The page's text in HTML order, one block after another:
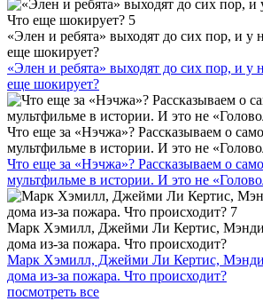
«Элен и ребята» выходят до сих пор, и у
еще шокирует?
«Элен и ребята» выходят до сих пор, и у
еще шокирует?
Что еще за «Нэчжа»? Рассказываем о
мультфильме в истории. И это не
Что еще за «Нэчжа»? Рассказываем о
мультфильме в истории. И это не
Марк Хэмилл, Джейми Ли Кертис,
дома из-за пожара. Что происходит?
Марк Хэмилл, Джейми Ли Кертис,
дома из-за пожара. Что происходит?
посмотреть все